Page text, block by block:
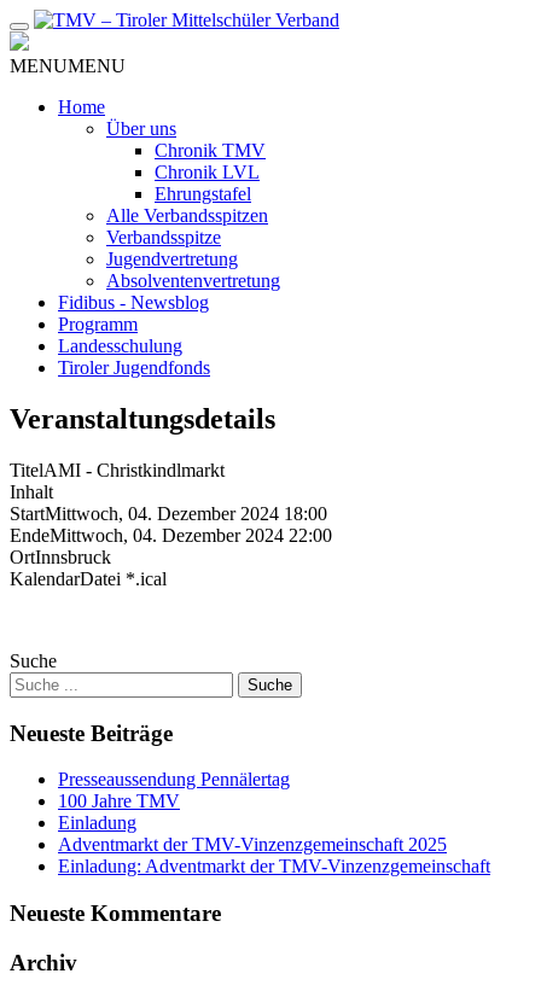
Zum
Inhalt
MENUMENU
Home
Über uns
Chronik TMV
Chronik LVL
Ehrungstafel
Alle Verbandsspitzen
Verbandsspitze
Jugendvertretung
Absolventenvertretung
Fidibus - Newsblog
Programm
Landesschulung
Tiroler Jugendfonds
Veranstaltungsdetails
TitelAMI - Christkindlmarkt
Inhalt
StartMittwoch, 04. Dezember 2024 18:00
EndeMittwoch, 04. Dezember 2024 22:00
OrtInnsbruck
KalendarDatei *.ical
Suche
Neueste Beiträge
Presseaussendung Pennälertag
100 Jahre TMV
Einladung
Adventmarkt der TMV-Vinzenzgemeinschaft 2025
Einladung: Adventmarkt der TMV-Vinzenzgemeinschaft
Neueste Kommentare
Archiv